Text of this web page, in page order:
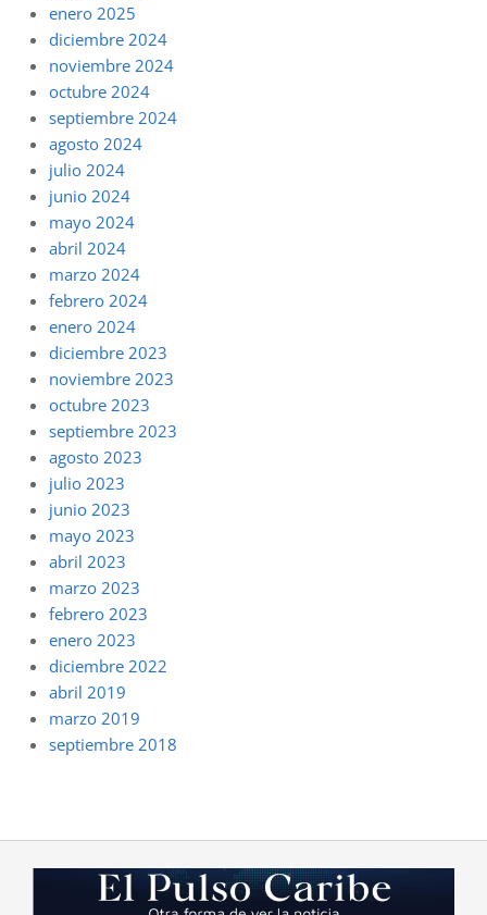
enero 2025
diciembre 2024
noviembre 2024
octubre 2024
septiembre 2024
agosto 2024
julio 2024
junio 2024
mayo 2024
abril 2024
marzo 2024
febrero 2024
enero 2024
diciembre 2023
noviembre 2023
octubre 2023
septiembre 2023
agosto 2023
julio 2023
junio 2023
mayo 2023
abril 2023
marzo 2023
febrero 2023
enero 2023
diciembre 2022
abril 2019
marzo 2019
septiembre 2018